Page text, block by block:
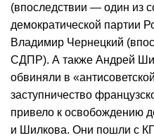
(впоследствии — один из
демократической партии
Владимир Чернецкий
СДПР). А также Андрей
обвиняли в
заступничество
привело к освобождению
и Шилкова. Они пошли с